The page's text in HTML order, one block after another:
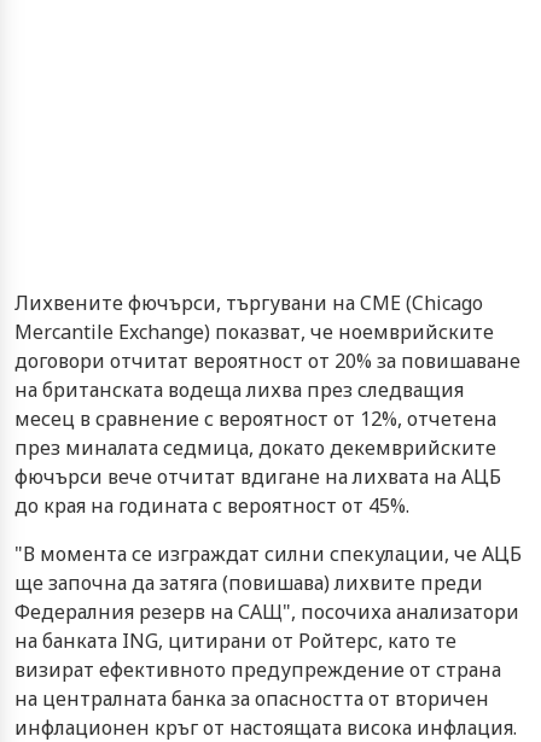
Лихвените фючърси, търгувани на CME (Chicago
Mercantile Exchange) показват, че ноемврийските
договори отчитат вероятност от 20% за повишаване
на британската водеща лихва през следващия
месец в сравнение с вероятност от 12%, отчетена
през миналата седмица, докато декемврийските
фючърси вече отчитат вдигане на лихвата на АЦБ
до края на годината с вероятност от 45%.
"В момента се изграждат силни спекулации, че АЦБ
ще започна да затяга (повишава) лихвите преди
Федералния резерв на САЩ", посочиха анализатори
на банката ING, цитирани от Ройтерс, като те
визират ефективното предупреждение от страна
на централната банка за опасността от вторичен
инфлационен кръг от настоящата висока инфлация.